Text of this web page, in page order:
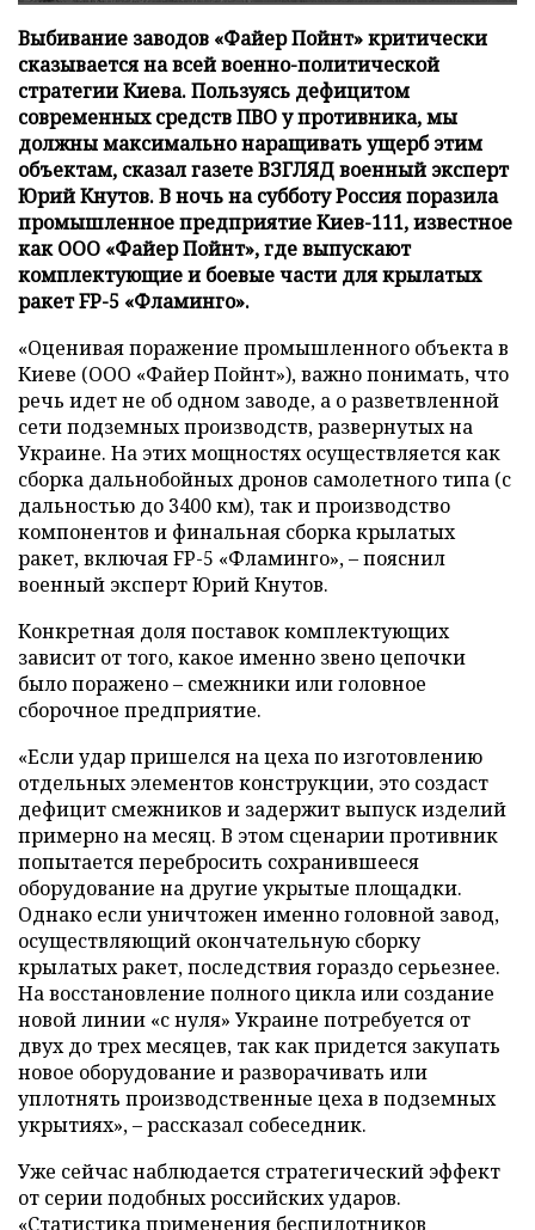
Выбивание заводов «Файер Пойнт» критически
сказывается на всей военно-политической
стратегии Киева. Пользуясь дефицитом
современных средств ПВО у противника, мы
должны максимально наращивать ущерб этим
объектам, сказал газете ВЗГЛЯД военный эксперт
Юрий Кнутов. В ночь на субботу Россия поразила
промышленное предприятие Киев-111, известное
как ООО «Файер Пойнт», где выпускают
комплектующие и боевые части для крылатых
ракет FP-5 «Фламинго».
«Оценивая поражение промышленного объекта в
Киеве (ООО «Файер Пойнт»), важно понимать, что
речь идет не об одном заводе, а о разветвленной
сети подземных производств, развернутых на
Украине. На этих мощностях осуществляется как
сборка дальнобойных дронов самолетного типа (с
дальностью до 3400 км), так и производство
компонентов и финальная сборка крылатых
ракет, включая FP-5 «Фламинго», – пояснил
военный эксперт Юрий Кнутов.
Конкретная доля поставок комплектующих
зависит от того, какое именно звено цепочки
было поражено – смежники или головное
сборочное предприятие.
«Если удар пришелся на цеха по изготовлению
отдельных элементов конструкции, это создаст
дефицит смежников и задержит выпуск изделий
примерно на месяц. В этом сценарии противник
попытается перебросить сохранившееся
оборудование на другие укрытые площадки.
Однако если уничтожен именно головной завод,
осуществляющий окончательную сборку
крылатых ракет, последствия гораздо серьезнее.
На восстановление полного цикла или создание
новой линии «с нуля» Украине потребуется от
двух до трех месяцев, так как придется закупать
новое оборудование и разворачивать или
уплотнять производственные цеха в подземных
укрытиях», – рассказал собеседник.
Уже сейчас наблюдается стратегический эффект
от серии подобных российских ударов.
«Статистика применения беспилотников